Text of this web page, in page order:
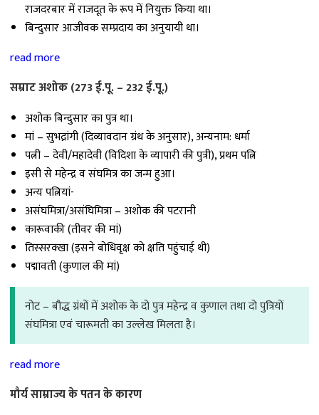
राजदरबार में राजदूत के रूप में नियुक्त किया था।
बिन्दुसार आजीवक सम्प्रदाय का अनुयायी था।
read more
सम्राट अशोक (273 ई.पू. – 232 ई.पू.)
अशोक बिन्दुसार का पुत्र था।
मां – सुभद्रांगी (दिव्यावदान ग्रंथ के अनुसार), अन्यनाम: धर्मा
पत्नी – देवी/महादेवी (विदिशा के व्यापारी की पुत्री), प्रथम पत्नि
इसी से महेन्द्र व संघमित्र का जन्म हुआ।
अन्य पत्नियां-
असंघमित्रा/असंघिमित्रा – अशोक की पटरानी
कारूवाकी (तीवर की मां)
तिस्सरक्खा (इसने बोधिवृक्ष को क्षति पहुंचाई थी)
पद्मावती (कुणाल की मां)
नोट – बौद्ध ग्रंथों में अशोक के दो पुत्र महेन्द्र व कुणाल तथा दो पुत्रियों
संघमित्रा एवं चारूमती का उल्लेख मिलता है।
read more
मौर्य साम्राज्य के पतन के कारण